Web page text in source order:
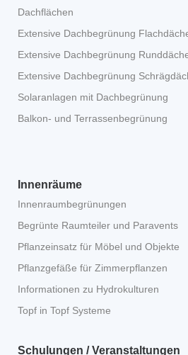
Dachflächen
Extensive Dachbegrünung
Extensive Dachbegrünung
Extensive Dachbegrünung
Solaranlagen mit Dachbegrünung
Balkon- und Terrassenbegrünung
Innenräume
Innenraumbegrünungen
Begrünte Raumteiler und Paravents
Pflanzeinsatz für Möbel und Objekte
Pflanzgefäße für Zimmerpflanzen
Informationen zu Hydrokulturen
Topf in Topf Systeme
Schulungen / Veranstaltungen